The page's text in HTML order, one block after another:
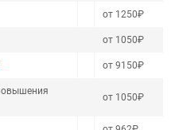
от 1250₽
от 1050₽
от 9150₽
от 1050₽